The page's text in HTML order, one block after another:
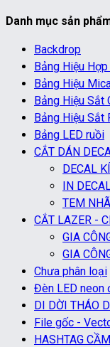
Danh mục sản
Backdrop
Bảng Hiệu
Bảng Hiệu
Bảng Hiệu Sắt
Bảng Hiệu Sắt
Bảng LED ruồi
CẮT DÁN
DECAL
IN
TEM
CẮT LAZER -
GIA
GIA
Chưa phân loại
Đèn LED neon
DI DỜI THÁO
File gốc -
HASHTAG